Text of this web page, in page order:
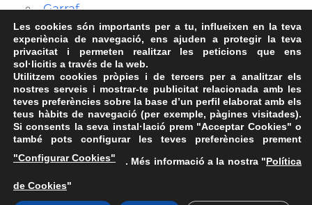
Garraf
FAQs
ASSEMBLEA NACIONAL CATALANA
Carrer de la Marina, 315, 08025 Barcelona · 93 347 17 14
Les cookies són importants per a tu, influeixen en la teva
experiència de navegació, ens ajuden a protegir la teva
privacitat i permeten realitzar les peticions que ens
sol·licitis a través de la web.
Utilitzem cookies pròpies i de tercers per a analitzar els
nostres serveis i mostrar-te publicitat relacionada amb les
teves preferències sobre la base d’un perfil elaborat amb els
teus hàbits de navegació (per exemple, pàgines visitades).
Si consents la seva instal·lació prem "Acceptar Cookies" o
també pots configurar les teves preferències prement
"Configurar Cookies"
. Més informació a la nostra "Política
de Cookies"